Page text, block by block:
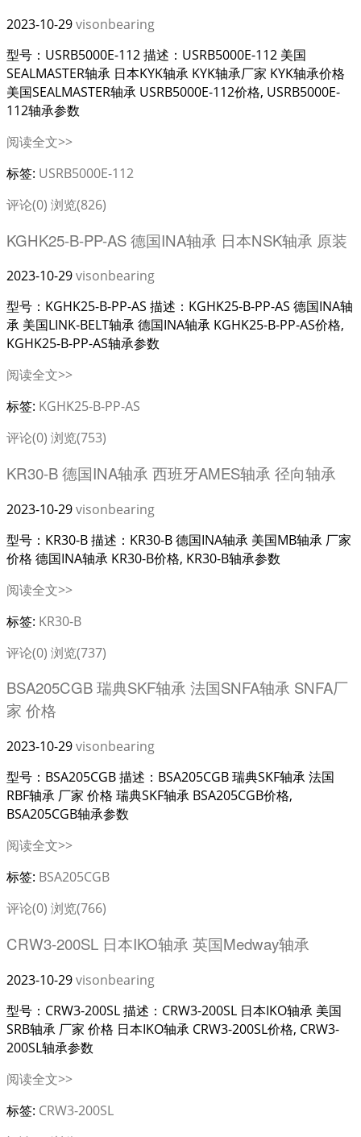
2023-10-29visonbearing
型号：USRB5000E-112 描述：USRB5000E-112 美国
SEALMASTER轴承 日本KYK轴承 KYK轴承厂家 KYK轴承价格
美国SEALMASTER轴承 USRB5000E-112价格, USRB5000E-
112轴承参数
阅读全文>>
标签: USRB5000E-112
评论(0) 浏览(826)
KGHK25-B-PP-AS 德国INA轴承 日本NSK轴承 原装
2023-10-29visonbearing
型号：KGHK25-B-PP-AS 描述：KGHK25-B-PP-AS 德国INA轴
承 美国LINK-BELT轴承 德国INA轴承 KGHK25-B-PP-AS价格,
KGHK25-B-PP-AS轴承参数
阅读全文>>
标签: KGHK25-B-PP-AS
评论(0) 浏览(753)
KR30-B 德国INA轴承 西班牙AMES轴承 径向轴承
2023-10-29visonbearing
型号：KR30-B 描述：KR30-B 德国INA轴承 美国MB轴承 厂家
价格 德国INA轴承 KR30-B价格, KR30-B轴承参数
阅读全文>>
标签: KR30-B
评论(0) 浏览(737)
BSA205CGB 瑞典SKF轴承 法国SNFA轴承 SNFA厂
家 价格
2023-10-29visonbearing
型号：BSA205CGB 描述：BSA205CGB 瑞典SKF轴承 法国
RBF轴承 厂家 价格 瑞典SKF轴承 BSA205CGB价格,
BSA205CGB轴承参数
阅读全文>>
标签: BSA205CGB
评论(0) 浏览(766)
CRW3-200SL 日本IKO轴承 英国Medway轴承
2023-10-29visonbearing
型号：CRW3-200SL 描述：CRW3-200SL 日本IKO轴承 美国
SRB轴承 厂家 价格 日本IKO轴承 CRW3-200SL价格, CRW3-
200SL轴承参数
阅读全文>>
标签: CRW3-200SL